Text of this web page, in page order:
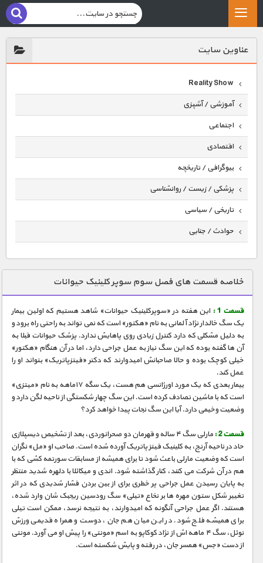
عناوين سايت
Reality Show
آموزشی / آشپزی
اجتماعی
اقتصادی
بیوگرافی / تاریخچه
پزشکی / زیست / روانشناسی
تاریخی / سیاسی
حوادث / جنایی
دنیای خوراکی ها
زمین شناسی / محیط زیست
سازه/ معماری/ مهندسی
سرگرمی
شناخت کودکان
طبیعت
علم و فناوری
کیهان / نجوم
گردشگری
ماورایی
مسابقات / ورزشی
مستند های اختصاصی
خلاصه قسمت های فصل سوم سوپر کلینیک حیوانات
قسمت 1 :
این هفته در «سوپرکلینیک حیوانات» شاهد هستیم که اولین بیمار
یک سگ خالدار نژاد آلمانی به نام «هکتور» است که نمی تواند به راحتی راه برود و
به دلیل مشکلی که دارد کنترل زیادی روی پاهایش ندارد. پزشک حیوانات قبلا به
آن ها گفته بوده که این سگ نیاز به عمل جراحی دارد، اما در آن هنگام «هکتور»
خیلی کوچک بوده و حالا صاحبانش امیدوارند که دکتر «فیتزپاتریک» بتواند او را
عمل کند.
بیمار بعدی که یک مورد اورژانسی هم هست، یک سگه ۱۷ماهه به نام «میتزی»
است که با ماشین تصادف کرده است. این سگ چهار شکستگی از ناحیه لگن دارد و
وضعیت وخیمی دارد. آیا این سگ نجات پیدا خواهد کرد؟
قسمت 2 :
مارلی سگ ۴ ساله و قهرمان دو صحرانوردی، بعد از تشخیص دیسپلازی
حاد در ناحیه آرنج، به کلینیک فیتز پاتریک آورده شده است. صاحب او «مل» نگران
است که وضعیت مارلی باعث شود تا برای همیشه از مسابقات سورتمه کشی که با
هم در آن شرکت می کنند، کنار گذاشته شود. اندی و میکائلا با دلهره شدید منتظر
به پایان رسیدن عمل جراحی پر خطری برای از بین بردن فشار شدیدی که در اثر
تغییر شکل ستون مهره ها بر نخاع «تیلی» سگ رودسین ریجبک شان وارد شده،
هستند. اگر عمل جراحی آنگونه که امیدوارند، به نتیجه نرسد، ممکن است تیلی
برای همیشه فلج شود. در این میان هم جان، دوست و همراه قدیمی ورزش
نوئل، سگ ۴ ماهه اش از نژاد کوکاپو به اسم «مونتی» را پیش او می آورد. مونتی
از دست «جس» همسر جان، در رفته و پایش شکسته است.